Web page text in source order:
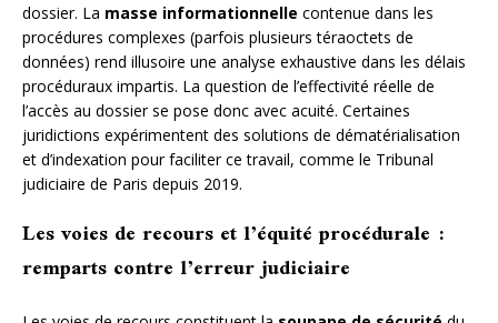
dossier. La masse informationnelle contenue dans les
procédures complexes (parfois plusieurs téraoctets de
données) rend illusoire une analyse exhaustive dans les délais
procéduraux impartis. La question de l’effectivité réelle de
l’accès au dossier se pose donc avec acuité. Certaines
juridictions expérimentent des solutions de dématérialisation
et d’indexation pour faciliter ce travail, comme le Tribunal
judiciaire de Paris depuis 2019.
Les voies de recours et l’équité procédurale :
remparts contre l’erreur judiciaire